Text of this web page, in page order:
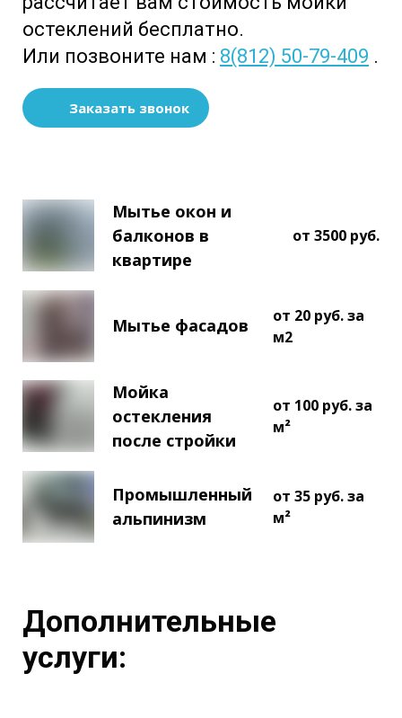
остеклений бесплатно.
Или позвоните нам : 8(812) 50-79-409 .
Заказать звонок
Мытье окон и
балконов в
квартире
от 3500 руб.
Мытье фасадов
от 20 руб. за
м2
Мойка
остекления
после стройки
от 100 руб. за
м²
Промышленный
альпинизм
от 35 руб. за
м²
Дополнительные
услуги: